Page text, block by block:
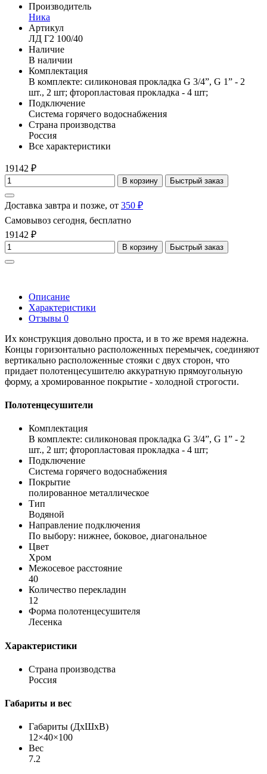
Производитель
Ника
Артикул
ЛД Г2 100/40
Наличие
В наличии
Комплектация
В комплекте: силиконовая прокладка G 3/4”, G 1” - 2
шт., 2 шт; фторопластовая прокладка - 4 шт;
Подключение
Система горячего водоснабжения
Страна производства
Россия
Все характеристики
19142 ₽
В корзину Быстрый заказ
Доставка завтра и позже, от 350 ₽
Самовывоз сегодня, бесплатно
19142 ₽
В корзину Быстрый заказ
Описание
Характеристики
Отзывы 0
Их конструкция довольно проста, и в то же время надежна.
Концы горизонтально расположенных перемычек, соединяют
вертикально расположенные стояки с двух сторон, что
придает полотенцесушителю аккуратную прямоугольную
форму, а хромированное покрытие - холодной строгости.
Полотенцесушители
Комплектация
В комплекте: силиконовая прокладка G 3/4”, G 1” - 2
шт., 2 шт; фторопластовая прокладка - 4 шт;
Подключение
Система горячего водоснабжения
Покрытие
полированное металлическое
Тип
Водяной
Направление подключения
По выбору: нижнее, боковое, диагональное
Цвет
Хром
Межосевое расстояние
40
Количество перекладин
12
Форма полотенцесушителя
Лесенка
Характеристики
Страна производства
Россия
Габариты и вес
Габариты (ДхШхВ)
12×40×100
Вес
7.2